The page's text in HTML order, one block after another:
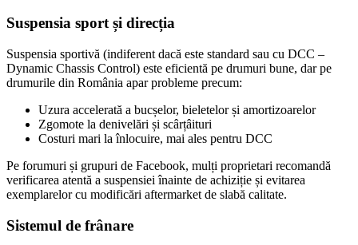
Suspensia sport și direcția
Suspensia sportivă (indiferent dacă este standard sau cu DCC –
Dynamic Chassis Control) este eficientă pe drumuri bune, dar pe
drumurile din România apar probleme precum:
Uzura accelerată a bucșelor, bieletelor și amortizoarelor
Zgomote la denivelări și scârțâituri
Costuri mari la înlocuire, mai ales pentru DCC
Pe forumuri și grupuri de Facebook, mulți proprietari recomandă
verificarea atentă a suspensiei înainte de achiziție și evitarea
exemplarelor cu modificări aftermarket de slabă calitate.
Sistemul de frânare